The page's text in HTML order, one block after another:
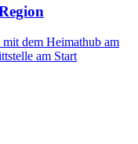
mit dem Heimathub am
am Start